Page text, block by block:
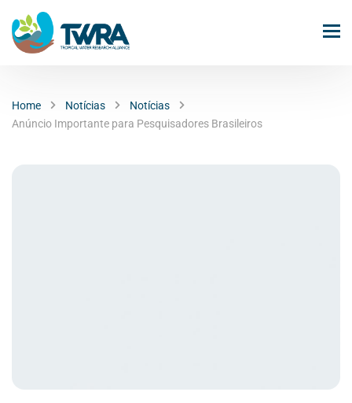
Home Notícias
Notícias
Anúncio Importante para Pesquisadores Brasileiros